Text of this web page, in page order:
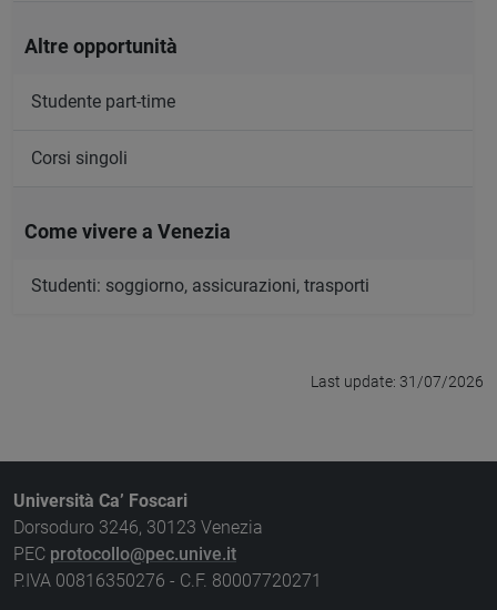
Altre opportunità
Studente part-time
Corsi singoli
Come vivere a Venezia
Studenti: soggiorno, assicurazioni, trasporti
Last update: 31/07/2026
Università Ca’ Foscari
Dorsoduro 3246, 30123 Venezia
PEC protocollo@pec.unive.it
P.IVA 00816350276 - C.F. 80007720271